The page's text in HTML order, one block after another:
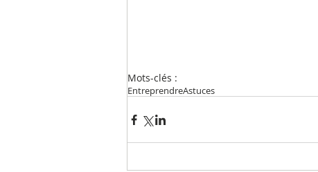
Mots-clés :
EntreprendreAstuces